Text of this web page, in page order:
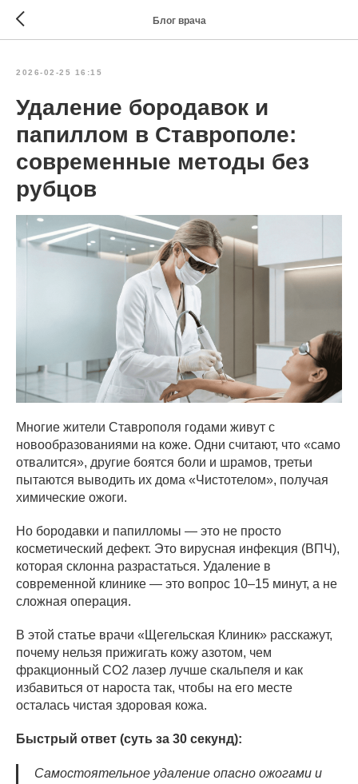
Блог врача
2026-02-25 16:15
Удаление бородавок и
папиллом в Ставрополе:
современные методы без
рубцов
Многие жители Ставрополя годами живут с
новообразованиями на коже. Одни считают, что «само
отвалится», другие боятся боли и шрамов, третьи
пытаются выводить их дома «Чистотелом», получая
химические ожоги.
Но бородавки и папилломы — это не просто
косметический дефект. Это вирусная инфекция (ВПЧ),
которая склонна разрастаться. Удаление в
современной клинике — это вопрос 10–15 минут, а не
сложная операция.
В этой статье врачи «Щегельская Клиник» расскажут,
почему нельзя прижигать кожу азотом, чем
фракционный CO2 лазер лучше скальпеля и как
избавиться от нароста так, чтобы на его месте
осталась чистая здоровая кожа.
Быстрый ответ (суть за 30 секунд):
Самостоятельное удаление опасно ожогами и